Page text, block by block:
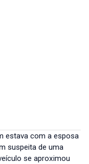
estava com a esposa
suspeita de uma
se aproximou